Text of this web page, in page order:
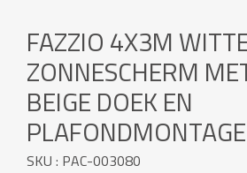
FAZZIO 4X3M
ZONNESCHERM
BEIGE DOEK EN
PLAFONDMONTAGE
SKU : PAC-003080